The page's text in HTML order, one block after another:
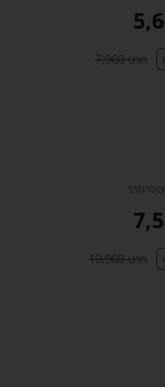
7,900 บาท
ราคาจ
10,900 บาท